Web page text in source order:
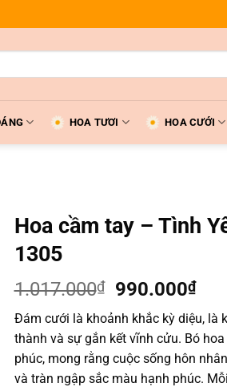
HOA TƯƠI HOA CƯỚI
Hoa cầm tay – Tình
1305
1.017.000₫
Giá
là:
1.017.000₫.
990.000₫Giá
tại
là:
Đám cưới là khoảnh khắc kỳ diệu, là
thành và sự gắn kết vĩnh cửu. Bó
phúc, mong rằng cuộc sống hôn
và tràn ngập sắc màu hạnh phúc.